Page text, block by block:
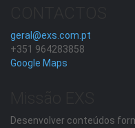
geral@exs.com.pt
+351 964283858
Google Maps
Desenvolver conteúdos